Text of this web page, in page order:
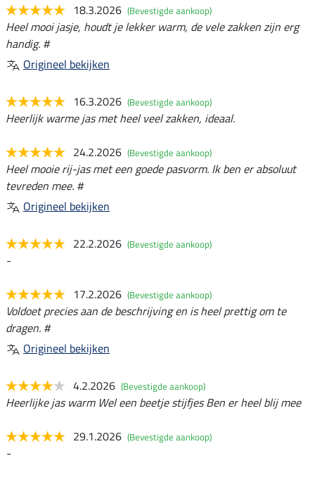
18.3.2026 (Bevestigde aankoop)
Heel mooi jasje, houdt je lekker warm, de vele zakken zijn erg
handig. #
Origineel bekijken
16.3.2026 (Bevestigde aankoop)
Heerlijk warme jas met heel veel zakken, ideaal.
24.2.2026 (Bevestigde aankoop)
Heel mooie rij-jas met een goede pasvorm. Ik ben er absoluut
tevreden mee. #
Origineel bekijken
22.2.2026 (Bevestigde aankoop)
-
17.2.2026 (Bevestigde aankoop)
Voldoet precies aan de beschrijving en is heel prettig om te
dragen. #
Origineel bekijken
4.2.2026 (Bevestigde aankoop)
Heerlijke jas warm Wel een beetje stijfjes Ben er heel blij mee
29.1.2026 (Bevestigde aankoop)
-